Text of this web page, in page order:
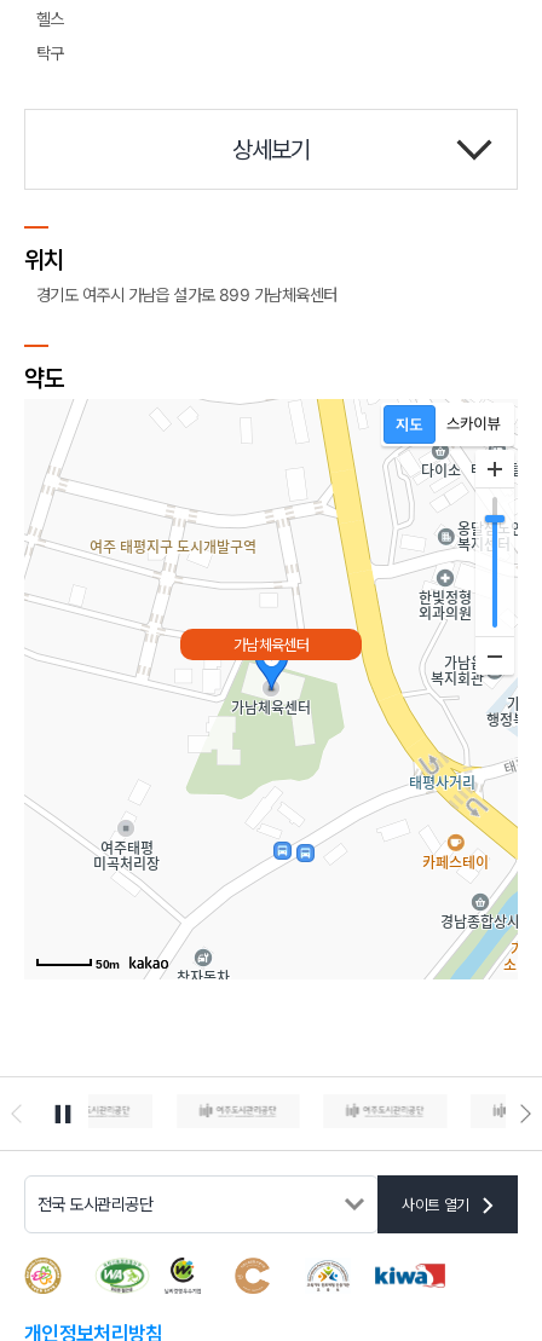
헬스
탁구
상세보기
위치
경기도 여주시 가남읍 설가로 899 가남체육센터
약도
가남체육센터
50m
사이트 열기
개인정보처리방침